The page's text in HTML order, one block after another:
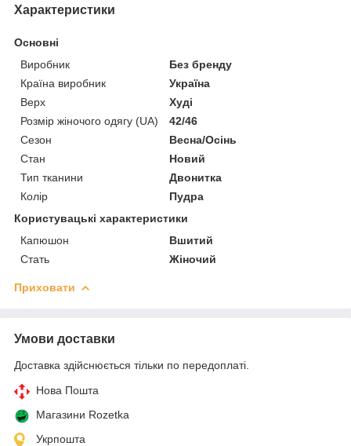
Характеристики
Основні
Виробник
Без бренду
Країна виробник
Україна
Верх
Худі
Розмір жіночого одягу (UA)
42/46
Сезон
Весна/Осінь
Стан
Новий
Тип тканини
Двонитка
Колір
Пудра
Користувацькі характеристики
Капюшон
Вшитий
Стать
Жіночий
Приховати
Умови доставки
Доставка здійснюється тільки по передоплаті.
Нова Пошта
Магазини Rozetka
Укрпошта